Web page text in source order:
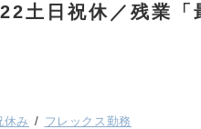
土日祝休／残業「
休み フレックス勤務